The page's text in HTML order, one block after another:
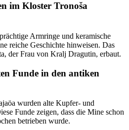
im Kloster Tronoša
Armringe und keramische
reiche Geschichte hinweisen. Das
der Frau von Kralj Dragutin, erbaut.
Funde in den antiken
wurden alte Kupfer- und
Funde zeigen, dass die Mine schon
betrieben wurde.